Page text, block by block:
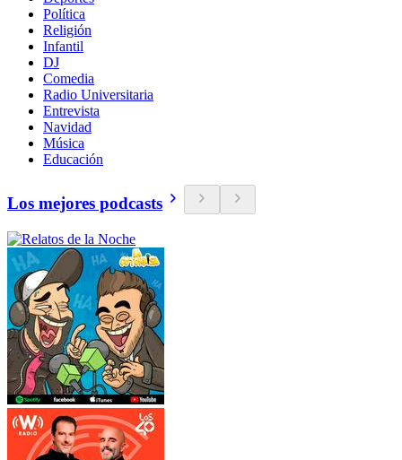
Política
Religión
Infantil
DJ
Comedia
Radio Universitaria
Entrevista
Navidad
Música
Educación
Los mejores podcasts